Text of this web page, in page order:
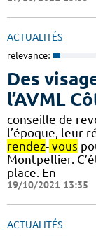
ACTUALITÉS
relevance:
Des
l’AVML
conseille de
l’époque, leur
rendez- vous
Montpellier.
place. En
19/10/2021 13:35
ACTUALITÉS